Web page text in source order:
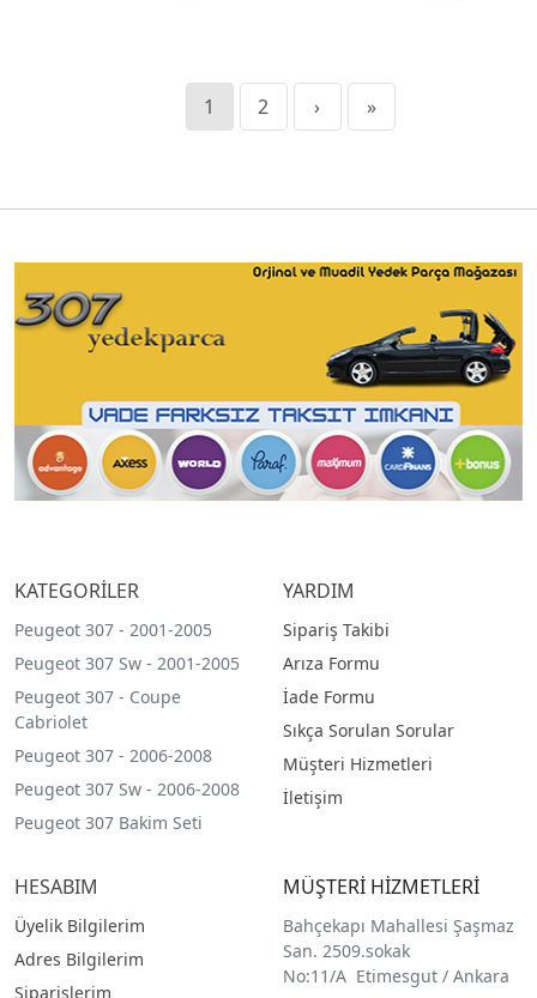
1 2 › »
KATEGORİLER
Peugeot 307 - 2001-2005
Peugeot 307 Sw - 2001-2005
Peugeot 307 - Coupe
Cabriolet
Peugeot 307 - 2006-2008
Peugeot 307 Sw - 2006-2008
Peugeot 307 Bakim Seti
YARDIM
Sipariş Takibi
Arıza Formu
İade Formu
Sıkça Sorulan Sorular
Müşteri Hizmetleri
İletişim
HESABIM
Üyelik Bilgilerim
Adres Bilgilerim
Siparişlerim
MÜŞTERİ HİZMETLERİ
Bahçekapı Mahallesi Şaşmaz
San. 2509.sokak
No:11/A Etimesgut / Ankara